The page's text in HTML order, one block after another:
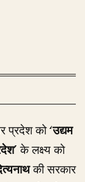
प्रदेश को‘उद्यम
के लक्ष्य को
की सरकार